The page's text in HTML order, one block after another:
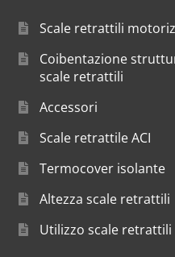
Scale retrattili
Coibentazione
scale retrattili
Accessori
Scale retrattile ACI
Termocover isolante
Altezza scale retrattili
Utilizzo scale retrattili